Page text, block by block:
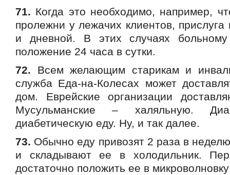
71. Когда это необходимо, например,
пролежни у лежачих клиентов,
и дневной. В этих случаях
положение 24 часа в сутки.
72. Всем желающим старикам и
служба Еда-на-Колесах может
дом. Еврейские организации
Мусульманские – халяльную.
диабетическую еду. Ну, и так далее.
73. Обычно еду привозят 2 раза в
и складывают ее в холодильник.
достаточно положить ее в